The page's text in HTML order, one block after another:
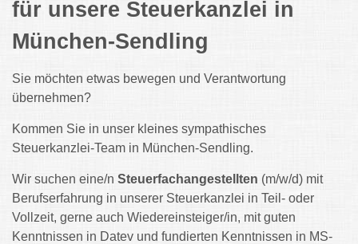
für unsere Steuerkanzlei in
München-Sendling
Sie möchten etwas bewegen und Verantwortung
übernehmen?
Kommen Sie in unser kleines sympathisches
Steuerkanzlei-Team in München-Sendling.
Wir suchen eine/n Steuerfachangestellten (m/w/d) mit
Berufserfahrung in unserer Steuerkanzlei in Teil- oder
Vollzeit, gerne auch Wiedereinsteiger/in, mit guten
Kenntnissen in Datev und fundierten Kenntnissen in MS-